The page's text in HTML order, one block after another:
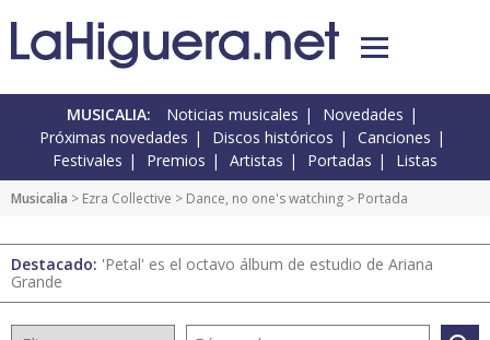
MUSICALIA: Noticias musicales
Novedades
Próximas novedades
Discos históricos
Canciones
Festivales
Premios Artistas Portadas Listas
Musicalia > Ezra Collective > Dance, no one's watching > Portada
Destacado: 'Petal' es el octavo álbum de estudio de Ariana
Grande